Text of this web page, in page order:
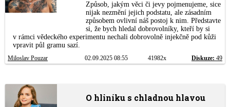
Způsob, jakým věci či jevy pojmenujeme, sice
nijak nezmění jejich podstatu, ale zásadním
způsobem ovlivní náš postoj k nim. Představte
si, že bych hledal dobrovolníky, kteří by si
v rámci vědeckého experimentu nechali dobrovolně injekčně pod kůži
vpravit půl gramu sazí.
Miloslav Pouzar 02.09.2025 08:55 41982x Diskuze: 49
O hliníku s chladnou hlavou